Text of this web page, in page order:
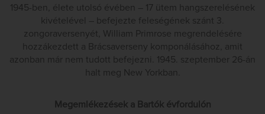
1945-ben, élete utolsó évében – 17 ütem hangszerelésének
kivételével – befejezte feleségének szánt 3.
zongoraversenyét, William Primrose megrendelésére
hozzákezdett a Brácsaverseny komponálásához, amit
azonban már nem tudott befejezni. 1945. szeptember 26-án
halt meg New Yorkban.
Megemlékezések a Bartók évfordulón